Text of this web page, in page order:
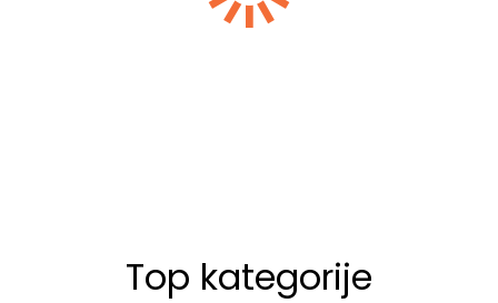
Top kategorije